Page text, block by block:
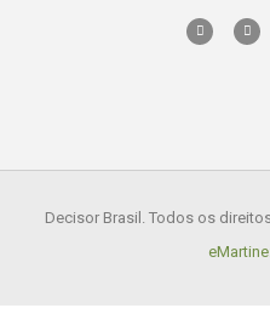
Decisor Brasil. Todos os